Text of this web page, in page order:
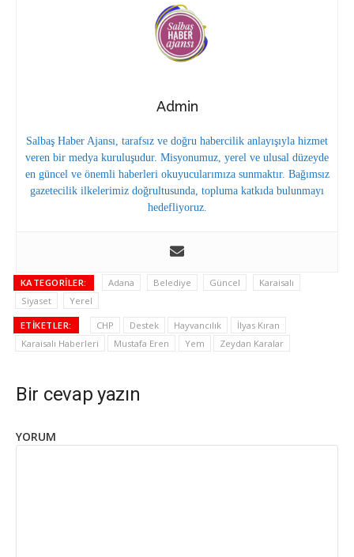
Admin
Salbaş Haber Ajansı, tarafsız ve doğru habercilik anlayışıyla hizmet
veren bir medya kuruluşudur. Misyonumuz, yerel ve ulusal düzeyde
en güncel ve önemli haberleri okuyucularımıza sunmaktır. Bağımsız
gazetecilik ilkelerimiz doğrultusunda, topluma katkıda bulunmayı
hedefliyoruz.
KATEGORILER: Adana Belediye Güncel
Karaisalı
Siyaset
Yerel
ETIKETLER: CHP Destek Hayvancılık
İlyas Kıran
Karaisalı Haberleri
Mustafa Eren Yem Zeydan Karalar
Bir cevap yazın
YORUM